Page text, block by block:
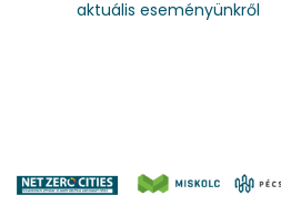
aktuális eseményünkről